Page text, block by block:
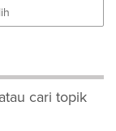
cari topik